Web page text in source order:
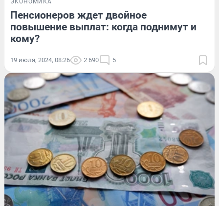
ЭКОНОМИКА
Пенсионеров ждет двойное
повышение выплат: когда поднимут и
кому?
19 июля, 2024, 08:26 2 690 5